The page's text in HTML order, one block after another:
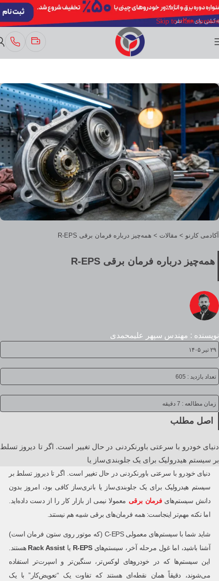
Skip to navigation
Skip to main content
آکادمی کارنو > مقالات > همه‌چیز درباره فرمان برقی R-EPS
همه‌چیز درباره فرمان برقی R-EPS
نویسنده : مهندس سپهر علیمحمدی
۲۹ تیر ۱۴۰۵
تعداد بازدید : 605
زمان مطالعه : 7 دقیقه
اصل مطلب
دنیای خودرو با سرعتی باورنکردنی در حال تغییر است. اگر تا دیروز تسلط
بر سیستم هیدرولیک برای یک جلوبندی‌ساز یا
دنیای خودرو با سرعتی باورنکردنی در حال تغییر است. اگر تا دیروز تسلط بر
سیستم هیدرولیک برای یک جلوبندی‌ساز یا باتری‌ساز کافی بود، امروز بدون
دانش سیستم‌هایفرمان برقی معمولا نیمی از بازار کار را از دست داده‌اید.
اما نکته مهم‌تر اینجاست: همه فرمان‌های برقی شبیه هم نیستند.
شاید شما با سیستم‌های معمولی C-EPS (که موتور روی ستون فرمان است)
آشنا باشید، اما غول مرحله آخر، سیستم‌هایR-EPS یاRack Assist هستند.
این سیستم‌ها که در خودروهای لوکس‌تر، سنگین‌تر و اسپرت‌تر استفاده
می‌شوند، دقیقاً همان نقطه‌ای هستند که تفاوت یک “تعویض‌کار” با یک